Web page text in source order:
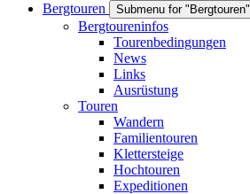
Bergtouren
Submenu for "Bergtouren"
Bergtoureninfos
Tourenbedingungen
News
Links
Ausrüstung
Touren
Wandern
Familientouren
Klettersteige
Hochtouren
Expeditionen